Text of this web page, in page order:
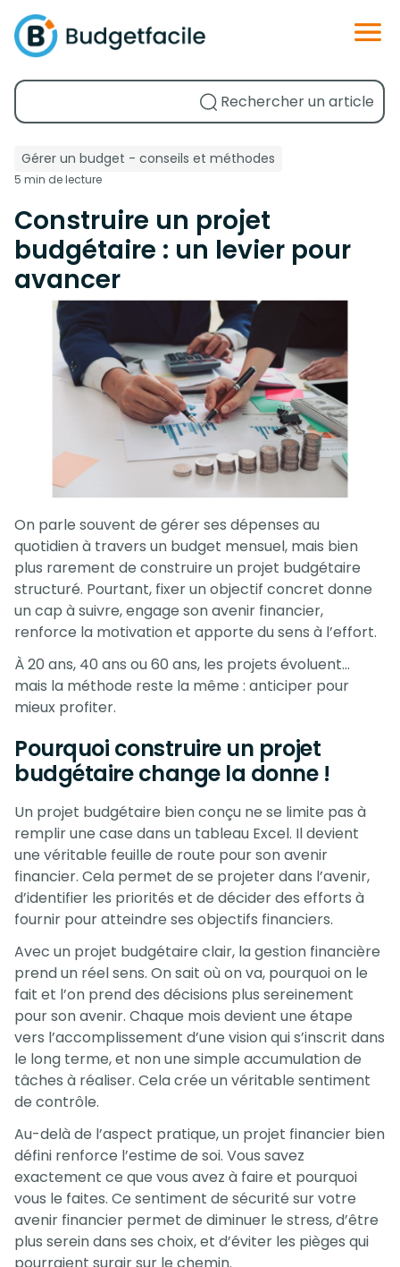
Gérer un budget - conseils et méthodes
5 min de lecture
Construire un projet
budgétaire : un levier pour
avancer
On parle souvent de gérer ses dépenses au
quotidien à travers un budget mensuel, mais bien
plus rarement de construire un projet budgétaire
structuré. Pourtant, fixer un objectif concret donne
un cap à suivre, engage son avenir financier,
renforce la motivation et apporte du sens à l’effort.
À 20 ans, 40 ans ou 60 ans, les projets évoluent…
mais la méthode reste la même : anticiper pour
mieux profiter.
Pourquoi construire un projet
budgétaire change la donne!
Un projet budgétaire bien conçu ne se limite pas à
remplir une case dans un tableau Excel. Il devient
une véritable feuille de route pour son avenir
financier. Cela permet de se projeter dans l’avenir,
d’identifier les priorités et de décider des efforts à
fournir pour atteindre ses objectifs financiers.
Avec un projet budgétaire clair, la gestion financière
prend un réel sens. On sait où on va, pourquoi on le
fait et l’on prend des décisions plus sereinement
pour son avenir. Chaque mois devient une étape
vers l’accomplissement d’une vision qui s’inscrit dans
le long terme, et non une simple accumulation de
tâches à réaliser. Cela crée un véritable sentiment
de contrôle.
Au-delà de l’aspect pratique, un projet financier bien
défini renforce l’estime de soi. Vous savez
exactement ce que vous avez à faire et pourquoi
vous le faites. Ce sentiment de sécurité sur votre
avenir financier permet de diminuer le stress, d’être
plus serein dans ses choix, et d’éviter les pièges qui